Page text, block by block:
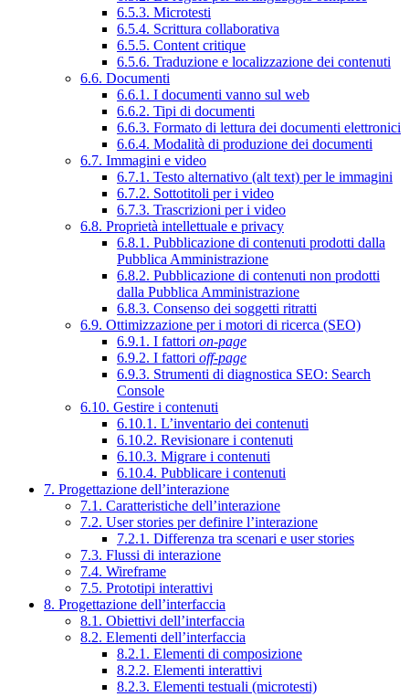
6.5.3. Microtesti
6.5.4. Scrittura collaborativa
6.5.5. Content critique
6.5.6. Traduzione e localizzazione dei contenuti
6.6. Documenti
6.6.1. I documenti vanno sul web
6.6.2. Tipi di documenti
6.6.3. Formato di lettura dei documenti elettronici
6.6.4. Modalità di produzione dei documenti
6.7. Immagini e video
6.7.1. Testo alternativo (alt text) per le immagini
6.7.2. Sottotitoli per i video
6.7.3. Trascrizioni per i video
6.8. Proprietà intellettuale e privacy
6.8.1. Pubblicazione di contenuti prodotti dalla
Pubblica Amministrazione
6.8.2. Pubblicazione di contenuti non prodotti
dalla Pubblica Amministrazione
6.8.3. Consenso dei soggetti ritratti
6.9. Ottimizzazione per i motori di ricerca (SEO)
6.9.1. I fattori on-page
6.9.2. I fattori off-page
6.9.3. Strumenti di diagnostica SEO: Search
Console
6.10. Gestire i contenuti
6.10.1. L’inventario dei contenuti
6.10.2. Revisionare i contenuti
6.10.3. Migrare i contenuti
6.10.4. Pubblicare i contenuti
7. Progettazione dell’interazione
7.1. Caratteristiche dell’interazione
7.2. User stories per definire l’interazione
7.2.1. Differenza tra scenari e user stories
7.3. Flussi di interazione
7.4. Wireframe
7.5. Prototipi interattivi
8. Progettazione dell’interfaccia
8.1. Obiettivi dell’interfaccia
8.2. Elementi dell’interfaccia
8.2.1. Elementi di composizione
8.2.2. Elementi interattivi
8.2.3. Elementi testuali (microtesti)